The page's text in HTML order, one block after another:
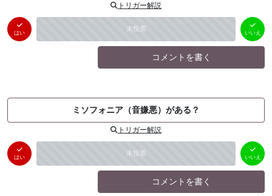
トリガー解説
はい 未投票
いいえ
（ 0件）
いいえ
コメントを書く
ミソフォニア（音嫌悪）がある？
トリガー解説
はい 未投票
いいえ
（ 0件）
いいえ
コメントを書く